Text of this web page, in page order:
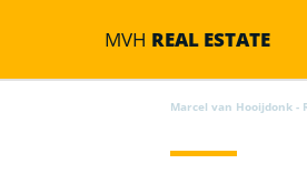
MVH REAL ESTATE
Marcel van Hooijdonk -